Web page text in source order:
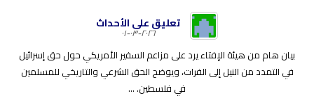
تعليق على الأحداث
٢٠٢٦-٠٣-٠١
بيان هام من هيئة الإفتاء يرد على مزاعم السفير الأمريكي حول حق إسرائيل
في التمدد من النيل إلى الفرات، ويوضح الحق الشرعي والتاريخي للمسلمين
في فلسطين. ...